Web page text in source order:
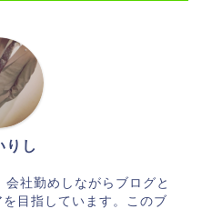
りし
社勤めしながらブログと
目指しています。このブ